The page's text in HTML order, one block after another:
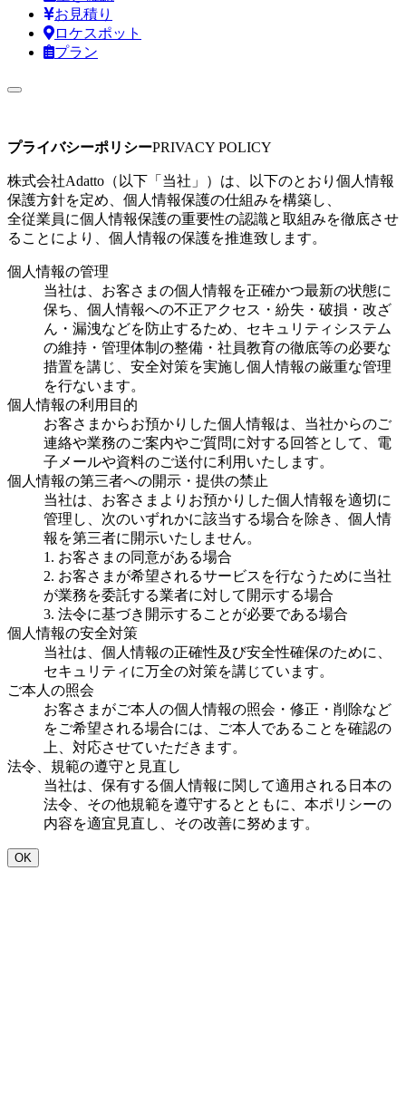
お見積り
ロケスポット
プラン
プライバシーポリシーPRIVACY POLICY
株式会社Adatto（以下「当社」）は、以下のとおり個人情報
保護方針を定め、個人情報保護の仕組みを構築し、
全従業員に個人情報保護の重要性の認識と取組みを徹底させ
ることにより、個人情報の保護を推進致します。
個人情報の管理
当社は、お客さまの個人情報を正確かつ最新の状態に
保ち、個人情報への不正アクセス・紛失・破損・改ざ
ん・漏洩などを防止するため、セキュリティシステム
の維持・管理体制の整備・社員教育の徹底等の必要な
措置を講じ、安全対策を実施し個人情報の厳重な管理
を行ないます。
個人情報の利用目的
お客さまからお預かりした個人情報は、当社からのご
連絡や業務のご案内やご質問に対する回答として、電
子メールや資料のご送付に利用いたします。
個人情報の第三者への開示・提供の禁止
当社は、お客さまよりお預かりした個人情報を適切に
管理し、次のいずれかに該当する場合を除き、個人情
報を第三者に開示いたしません。
1. お客さまの同意がある場合
2. お客さまが希望されるサービスを行なうために当社
が業務を委託する業者に対して開示する場合
3. 法令に基づき開示することが必要である場合
個人情報の安全対策
当社は、個人情報の正確性及び安全性確保のために、
セキュリティに万全の対策を講じています。
ご本人の照会
お客さまがご本人の個人情報の照会・修正・削除など
をご希望される場合には、ご本人であることを確認の
上、対応させていただきます。
法令、規範の遵守と見直し
当社は、保有する個人情報に関して適用される日本の
法令、その他規範を遵守するとともに、本ポリシーの
内容を適宜見直し、その改善に努めます。
OK